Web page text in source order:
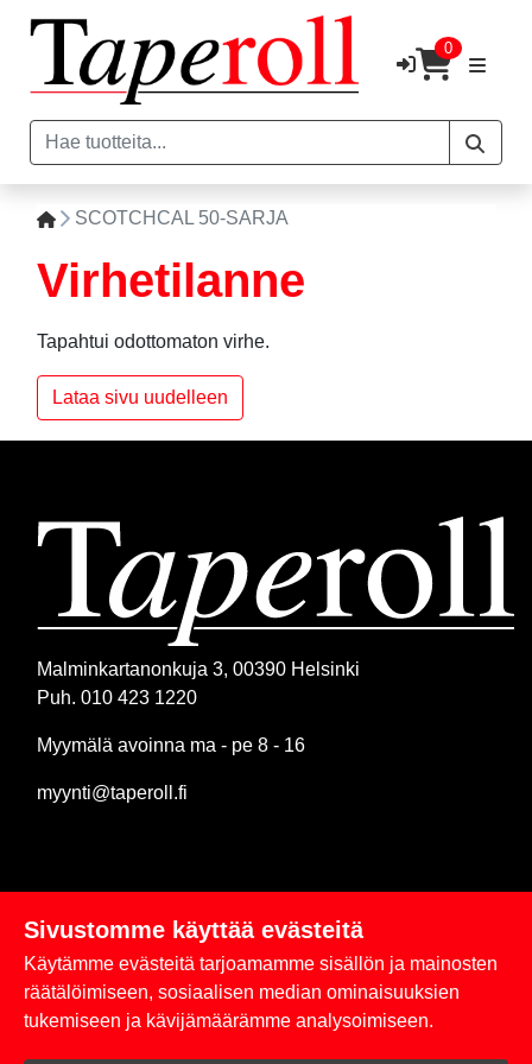
0
SCOTCHCAL 50-SARJA
Virhetilanne
Tapahtui odottomaton virhe.
Lataa sivu uudelleen
Malminkartanonkuja 3, 00390 Helsinki
Puh. 010 423 1220
Myymälä avoinna ma - pe 8 - 16
myynti@taperoll.fi
Linkit
Rekisteriseloste
Sivustomme käyttää evästeitä
Käytämme evästeitä tarjoamamme sisällön ja mainosten
räätälöimiseen, sosiaalisen median ominaisuuksien
tukemiseen ja kävijämäärämme analysoimiseen.